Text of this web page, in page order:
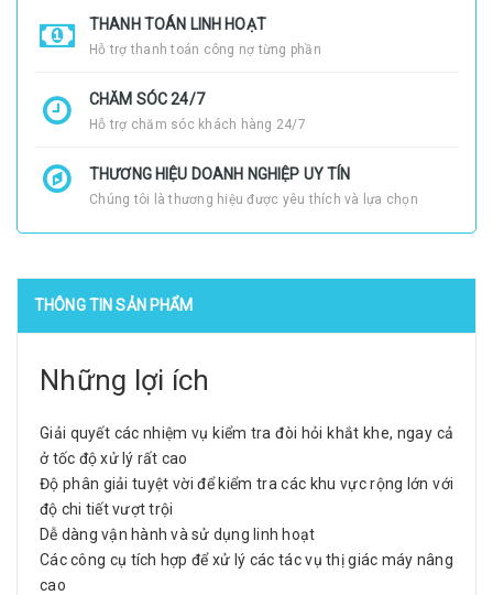
THANH TOÁN LINH HOẠT
Hỗ trợ thanh toán công nợ từng phần
CHĂM SÓC 24/7
Hỗ trợ chăm sóc khách hàng 24/7
THƯƠNG HIỆU DOANH NGHIỆP UY TÍN
Chúng tôi là thương hiệu được yêu thích và lựa chọn
THÔNG TIN SẢN PHẨM
Những lợi ích
Giải quyết các nhiệm vụ kiểm tra đòi hỏi khắt khe, ngay cả
ở tốc độ xử lý rất cao
Độ phân giải tuyệt vời để kiểm tra các khu vực rộng lớn với
độ chi tiết vượt trội
Dễ dàng vận hành và sử dụng linh hoạt
Các công cụ tích hợp để xử lý các tác vụ thị giác máy nâng
cao